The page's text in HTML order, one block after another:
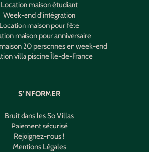
Location maison étudiant
Week-end d'intégration
Location maison pour fête
maison pour anniversaire
20 personnes en week-end
villa piscine Île-de-France
S'INFORMER
Bruit dans les So Villas
Paiement sécurisé
Rejoignez-nous !
Mentions Légales